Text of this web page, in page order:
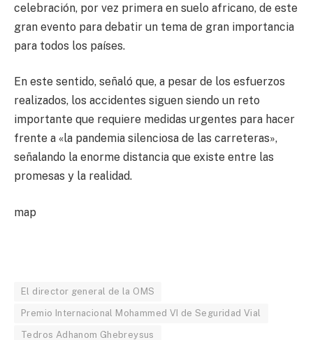
celebración, por vez primera en suelo africano, de este
gran evento para debatir un tema de gran importancia
para todos los países.
En este sentido, señaló que, a pesar de los esfuerzos
realizados, los accidentes siguen siendo un reto
importante que requiere medidas urgentes para hacer
frente a «la pandemia silenciosa de las carreteras»,
señalando la enorme distancia que existe entre las
promesas y la realidad.
map
El director general de la OMS
Premio Internacional Mohammed VI de Seguridad Vial
Tedros Adhanom Ghebreysus